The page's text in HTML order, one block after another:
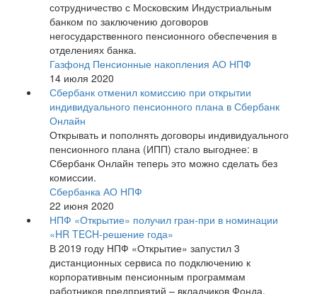
сотрудничество с Московским Индустриальным
банком по заключению договоров
негосударственного пенсионного обеспечения в
отделениях банка.
Газфонд Пенсионные накопления АО НПФ
14 июля 2020
Сбербанк отменил комиссию при открытии
индивидуального пенсионного плана в Сбербанк
Онлайн
Открывать и пополнять договоры индивидуального
пенсионного плана (ИПП) стало выгоднее: в
Сбербанк Онлайн теперь это можно сделать без
комиссии.
Сбербанка АО НПФ
22 июня 2020
НПФ «Открытие» получил гран-при в номинации
«HR TECH-решение года»
В 2019 году НПФ «Открытие» запустил 3
дистанционных сервиса по подключению к
корпоративным пенсионным программам
работников предприятий – вкладчиков Фонда.